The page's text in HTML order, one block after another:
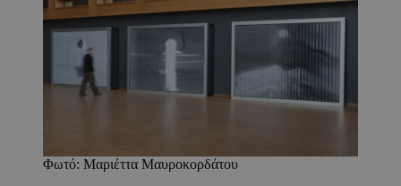
Φωτό: Μαριέττα Μαυροκορδάτου